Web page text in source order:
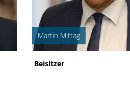
Martin Mittag
Beisitzer